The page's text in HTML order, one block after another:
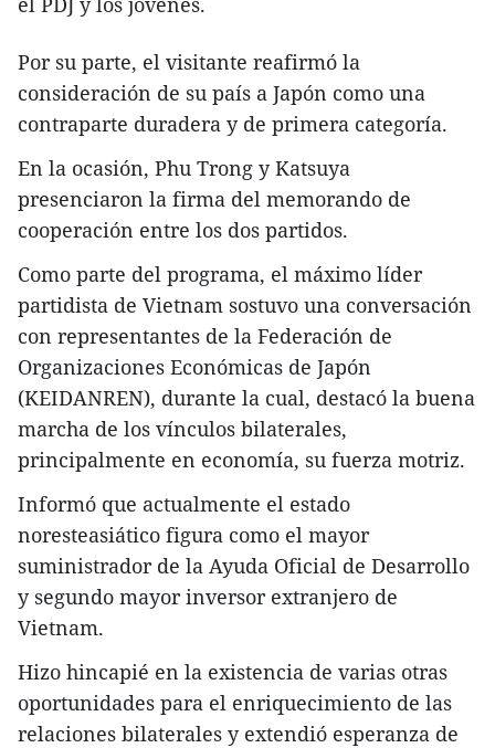
Por su parte, el visitante reafirmó la
consideración de su país a Japón como una
contraparte duradera y de primera categoría.
En la ocasión, Phu Trong y Katsuya
presenciaron la firma del memorando de
cooperación entre los dos partidos.
Como parte del programa, el máximo líder
partidista de Vietnam sostuvo una conversación
con representantes de la Federación de
Organizaciones Económicas de Japón
(KEIDANREN), durante la cual, destacó la buena
marcha de los vínculos bilaterales,
principalmente en economía, su fuerza motriz.
Informó que actualmente el estado
noresteasiático figura como el mayor
suministrador de la Ayuda Oficial de Desarrollo
y segundo mayor inversor extranjero de
Vietnam.
Hizo hincapié en la existencia de varias otras
oportunidades para el enriquecimiento de las
relaciones bilaterales y extendió esperanza de